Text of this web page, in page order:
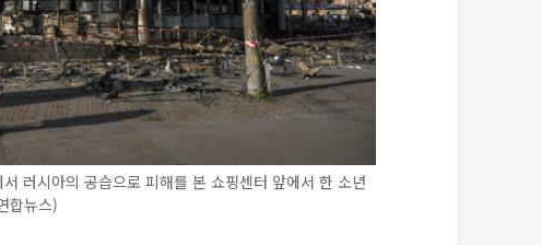
러시아의 공습으로 피해를 본 쇼핑센터 앞에서 한 소년
합뉴스)